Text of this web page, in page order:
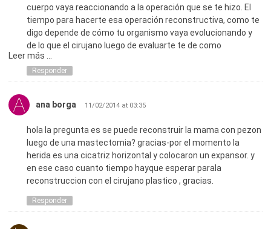
cuerpo vaya reaccionando a la operación que se te hizo. El
tiempo para hacerte esa operación reconstructiva, como te
digo depende de cómo tu organismo vaya evolucionando y
de lo que el cirujano luego de evaluarte te de como
diagnóstico.
Espero logres operarte y así volver a sentirte bien contigo
Leer más ...
Responder
ana borga 11/02/2014 at 03:35
hola la pregunta es se puede reconstruir la mama con pezon
luego de una mastectomia? gracias-por el momento la
herida es una cicatriz horizontal y colocaron un expansor. y
en ese caso cuanto tiempo hayque esperar parala
reconstruccion con el cirujano plastico , gracias.
Responder